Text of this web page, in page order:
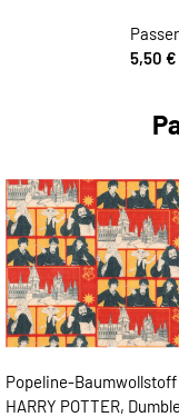
5,50 €
Popeline-Baumwollstoff
HARRY POTTER,